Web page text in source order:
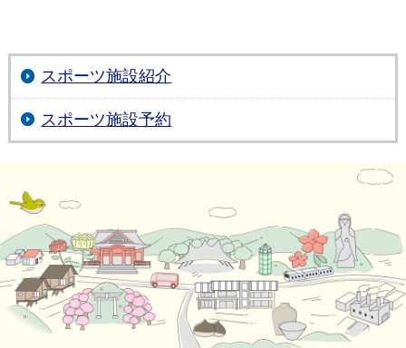
スポーツ施設紹介
スポーツ施設予約